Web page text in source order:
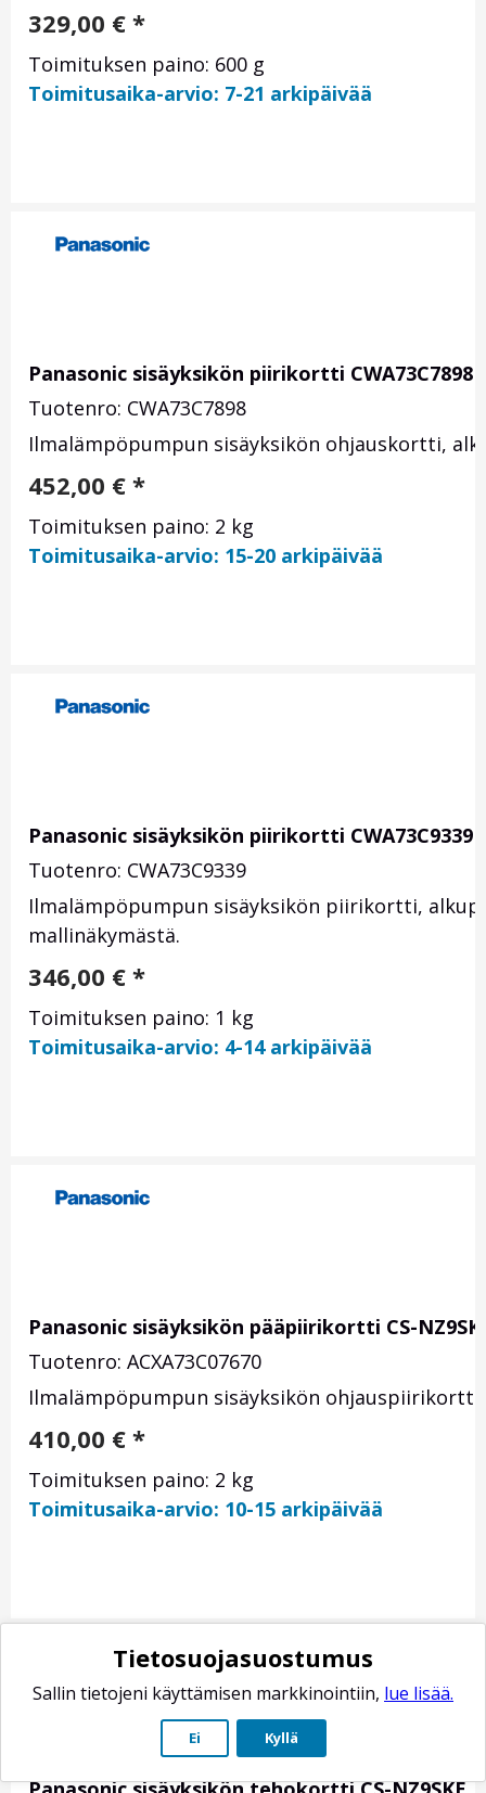
329,00 € *
Toimituksen paino: 600 g
Toimitusaika-arvio: 7-21 arkipäivää
Panasonic sisäyksikön piirikortti CWA73C7898
Tuotenro: CWA73C7898
Ilmalämpöpumpun sisäyksikön ohjauskortti,
452,00 € *
Toimituksen paino: 2 kg
Toimitusaika-arvio: 15-20 arkipäivää
Panasonic sisäyksikön piirikortti CWA73C9339
Tuotenro: CWA73C9339
Ilmalämpöpumpun sisäyksikön piirikortti,
mallinäkymästä.
346,00 € *
Toimituksen paino: 1 kg
Toimitusaika-arvio: 4-14 arkipäivää
Panasonic sisäyksikön pääpiirikortti CS-
Tuotenro: ACXA73C07670
Ilmalämpöpumpun sisäyksikön ohjauspiirikortti
410,00 € *
Toimituksen paino: 2 kg
Toimitusaika-arvio: 10-15 arkipäivää
Tietosuojasuostumus
Sallin tietojeni käyttämisen markkinointiin, lue lisää.
Ei Kyllä